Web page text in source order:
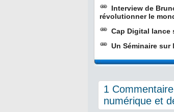
Interview de
révolutionner le
Cap Digital lance
Un Séminaire sur
1
numérique et